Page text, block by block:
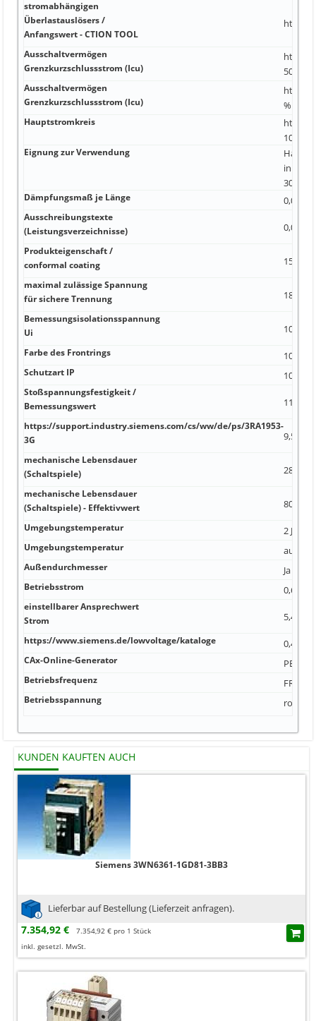
stromabhängigen
Überlastauslösers /
Anfangswert - CTION TOOL
https://
Ausschaltvermögen
Grenzkurzschlussstrom (Icu)
https://
50 kA
Ausschaltvermögen
Grenzkurzschlussstrom (Icu)
% 35 kA
Hauptstromkreis
https://
10)
Eignung zur Verwendung
in
300, X-
Dämpfungsmaß je Länge 0,0025
Ausschreibungstexte
(Leistungsverzeichnisse)
0,022
Produkteigenschaft /
conformal coating
150 Ω
maximal zulässige Spannung
für sichere Trennung
185 Ω
Bemessungsisolationsspannung
Ui
10 %
Farbe des Frontrings 10 %
Schutzart IP 10 %
Stoßspannungsfestigkeit /
Bemessungswert
110
https://support.industry.siemens.com/cs/ww/de/ps/3RA1953-
3G
9,5 Ω/
mechanische Lebensdauer
(Schaltspiele)
28,5
mechanische Lebensdauer
(Schaltspiele) - Effektivwert
80 V
Umgebungstemperatur 2 Ja
Umgebungstemperatur aus
Außendurchmesser Ja 50
Betriebsstrom 0,65
einstellbarer Ansprechwert
Strom
5,4
https://www.siemens.de/lowvoltage/kataloge 0,4 mm
CAx-Online-Generator PE 2 A
Betriebsfrequenz FRNC
Betriebsspannung rot/
KUNDEN KAUFTEN AUCH
Siemens 3WN6361-1GD81-3BB3
Lieferbar auf Bestellung (Lieferzeit anfragen).
7.354,92 €
7.354,92 € pro 1 Stück
inkl. gesetzl. MwSt.